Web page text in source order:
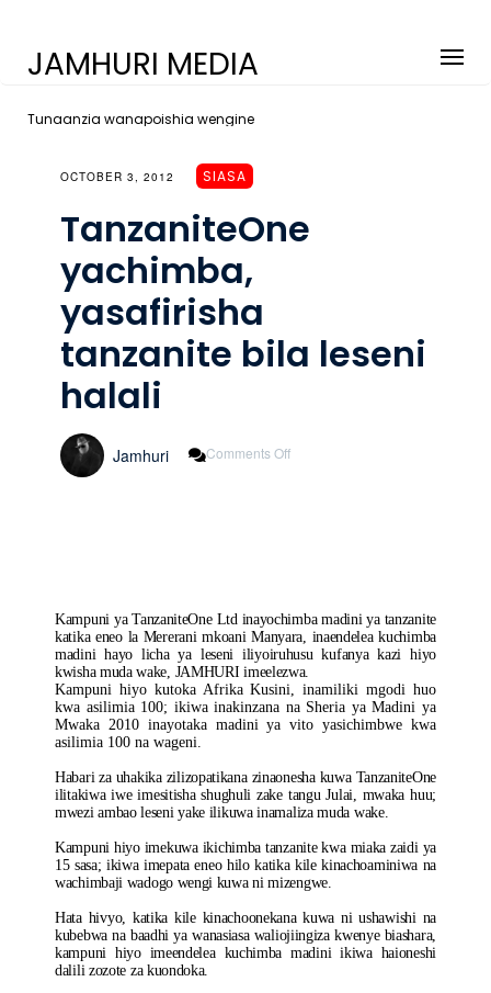
JAMHURI MEDIA
Tunaanzia wanapoishia wengine
OCTOBER 3, 2012 SIASA
TanzaniteOne
yachimba,
yasafirisha
tanzanite bila leseni
halali
Jamhuri Comments Off
Kampuni ya TanzaniteOne Ltd inayochimba madini ya tanzanite
katika eneo la Mererani mkoani Manyara, inaendelea kuchimba
madini hayo licha ya leseni iliyoiruhusu kufanya kazi hiyo
kwisha muda wake, JAMHURI imeelezwa.
Kampuni hiyo kutoka Afrika Kusini, inamiliki mgodi huo
kwa asilimia 100; ikiwa inakinzana na Sheria ya Madini ya
Mwaka 2010 inayotaka madini ya vito yasichimbwe kwa
asilimia 100 na wageni.
Habari za uhakika zilizopatikana zinaonesha kuwa TanzaniteOne
ilitakiwa iwe imesitisha shughuli zake tangu Julai, mwaka huu;
mwezi ambao leseni yake ilikuwa inamaliza muda wake.
Kampuni hiyo imekuwa ikichimba tanzanite kwa miaka zaidi ya
15 sasa; ikiwa imepata eneo hilo katika kile kinachoaminiwa na
wachimbaji wadogo wengi kuwa ni mizengwe.
Hata hivyo, katika kile kinachoonekana kuwa ni ushawishi na
kubebwa na baadhi ya wanasiasa waliojiingiza kwenye biashara,
kampuni hiyo imeendelea kuchimba madini ikiwa haioneshi
dalili zozote za kuondoka.